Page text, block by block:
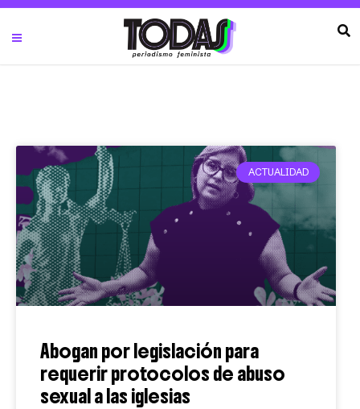
ACTUALIDAD
Abogan por legislación para
requerir protocolos de abuso
sexual a las iglesias